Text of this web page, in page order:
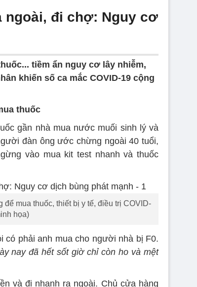
ngoài, đi chợ: Nguy cơ
tiềm ẩn nguy cơ lây nhiễm,
khiến số ca mắc COVID-19 cộng
thuốc
gần nhà mua nước muối sinh lý và
đàn ông ước chừng ngoài 40 tuổi,
vào mua kit test nhanh và thuốc
mua thuốc, thiết bị y tế, điều trị COVID-
họa)
có phải anh mua cho người nhà bị F0.
nay đã hết sốt giờ chỉ còn ho và mệt
và đi nhanh ra ngoài. Chủ cửa hàng